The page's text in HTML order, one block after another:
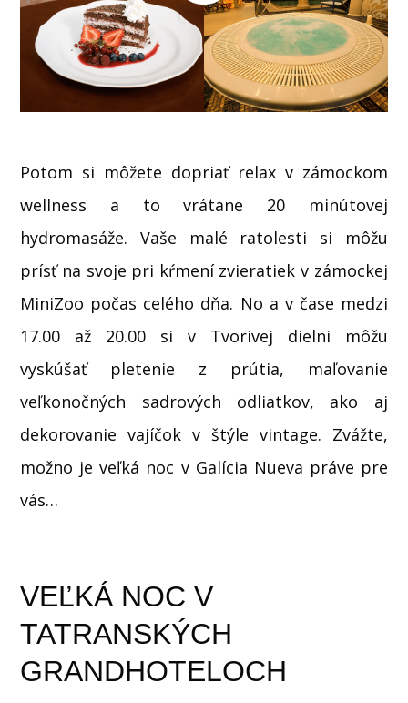
Potom si môžete dopriať relax v zámockom
wellness a to vrátane 20 minútovej
hydromasáže. Vaše malé ratolesti si môžu
prísť na svoje pri kŕmení zvieratiek v zámockej
MiniZoo počas celého dňa. No a v čase medzi
17.00 až 20.00 si v Tvorivej dielni môžu
vyskúšať pletenie z prútia, maľovanie
veľkonočných sadrových odliatkov, ako aj
dekorovanie vajíčok v štýle vintage. Zvážte,
možno je veľká noc v Galícia Nueva práve pre
vás…
VEĽKÁ NOC V
TATRANSKÝCH
GRANDHOTELOCH